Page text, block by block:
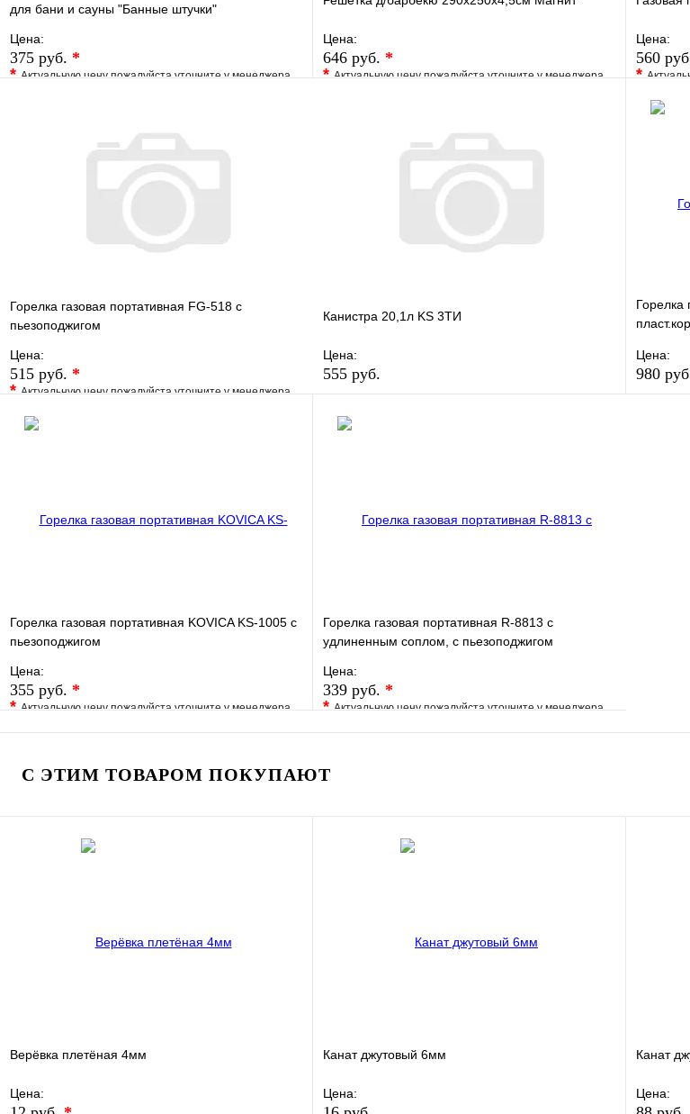
для бани и сауны "Банные штучки"
Цена:
375 руб. *
*Актуальную цену пожалуйста уточните у менеджера
В корзину
Цена:
646 руб. *
*Актуальную цену пожалуйста уточните у менеджера
В корзину
Цена:
560
*
В
Горелка газовая портативная FG-518 с
пьезоподжигом
Цена:
515 руб. *
*Актуальную цену пожалуйста уточните у менеджера
В избранное
Канистра 20,1л KS 3ТИ
Цена:
555 руб.
Купить в 1 клик
Горелка
Цена:
980
Горелка газовая портативная KOVICA KS-1005 с
пьезоподжигом
Цена:
355 руб. *
*Актуальную цену пожалуйста уточните у менеджера
В избранное Сравнение
В корзину
Горелка газовая портативная R-8813 с
удлиненным соплом, с пьезоподжигом
Цена:
339 руб. *
*Актуальную цену пожалуйста уточните у менеджера
В избранное Сравнение
В корзину
С ЭТИМ ТОВАРОМ ПОКУПАЮТ
Верёвка плетёная 4мм
Цена:
Канат джутовый 6мм
Цена:
Канат
Цена: